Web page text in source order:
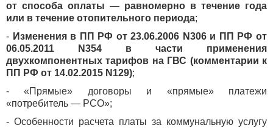
от способа оплаты — равномерно в течение года
или в течение отопительного периода;
- Изменения в ПП РФ от 23.06.2006 N306 и ПП РФ от
06.05.2011 N354 в части применения
двухкомпонентных тарифов на ГВС (комментарии к
ПП РФ от 14.02.2015 N129);
- «Прямые» договоры и «прямые» платежи
«потребитель — РСО»;
- Особенности расчета платы за коммунальную услугу